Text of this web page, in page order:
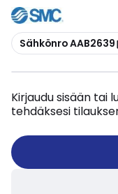
Kopioi
Sähkönro AAB2639
Kirjaudu sisään tai
tehdäksesi